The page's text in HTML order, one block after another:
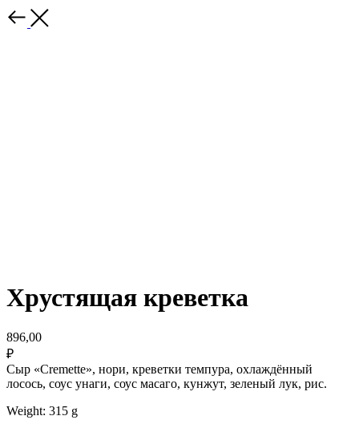
Хрустящая креветка
896,00
₽
Сыр «Cremette», нори, креветки темпура, охлаждённый
лосось, соус унаги, соус масаго, кунжут, зеленый лук, рис.
Weight: 315 g